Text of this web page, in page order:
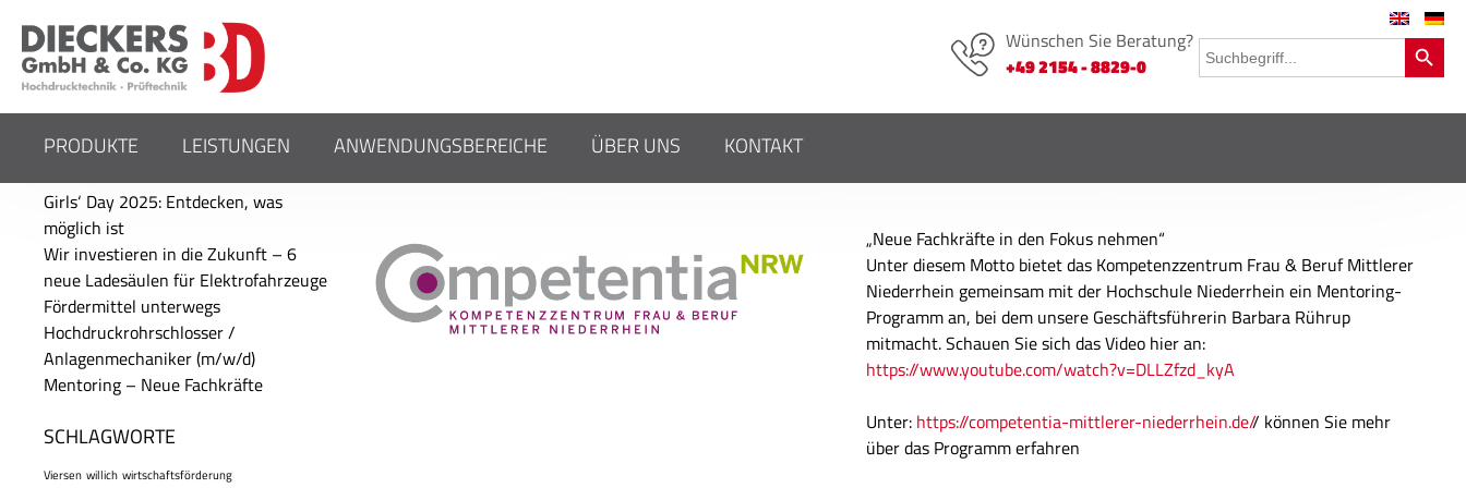
Wünschen Sie Beratung?
+49 2154 - 8829-0
Search
for:
Search Button
PRODUKTE LEISTUNGEN ANWENDUNGSBEREICHE ÜBER UNS KONTAKT
MENTORING – NEUE FACHKRÄFTE
„Neue Fachkräfte in den Fokus nehmen“
Unter diesem Motto bietet das Kompetenzzentrum Frau & Beruf Mittlerer
Niederrhein gemeinsam mit der Hochschule Niederrhein ein Mentoring-
Programm an, bei dem unsere Geschäftsführerin Barbara Rührup
mitmacht. Schauen Sie sich das Video hier an:
https://www.youtube.com/watch?v=DLLZfzd_kyA
Unter: https://competentia-mittlerer-niederrhein.de// können Sie mehr
über das Programm erfahren
Girls‘ Day 2025: Entdecken, was
möglich ist
Wir investieren in die Zukunft – 6
neue Ladesäulen für Elektrofahrzeuge
Fördermittel unterwegs
Hochdruckrohrschlosser /
Anlagenmechaniker (m/w/d)
Mentoring – Neue Fachkräfte
SCHLAGWORTE
Viersen willich wirtschaftsförderung